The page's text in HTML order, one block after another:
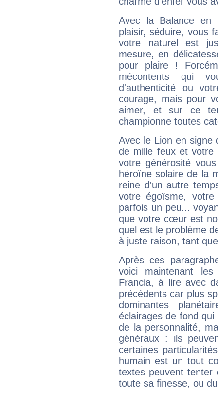
Avec la Balance en
plaisir, séduire, vous
votre naturel est
mesure, en
pour plaire !
mécontents qui
d'authenticité ou
courage, mais pour
aimer, et sur ce
championne toutes
Avec le Lion en signe
de mille feux et votre
votre générosité
héroïne solaire de la
reine d'un autre
votre égoïsme,
parfois un peu...
que votre cœur est
quel est le problème
à juste raison, tant
Après ces
voici maintenant
Francia, à lire avec
précédents car plus
dominantes
éclairages de fond
de la personnalité,
généraux : ils
certaines
humain est un tout
textes peuvent tenter
toute sa finesse, ou